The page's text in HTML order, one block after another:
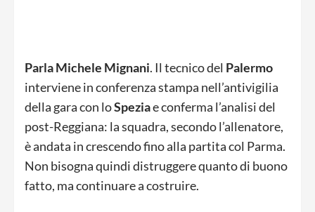
Parla Michele Mignani. Il tecnico del Palermo
interviene in conferenza stampa nell’antivigilia
della gara con loSpeziae conferma l’analisi del
post-Reggiana: la squadra, secondo l’allenatore,
è andata in crescendo fino alla partita col Parma.
Non bisogna quindi distruggere quanto di buono
fatto, ma continuare a costruire.